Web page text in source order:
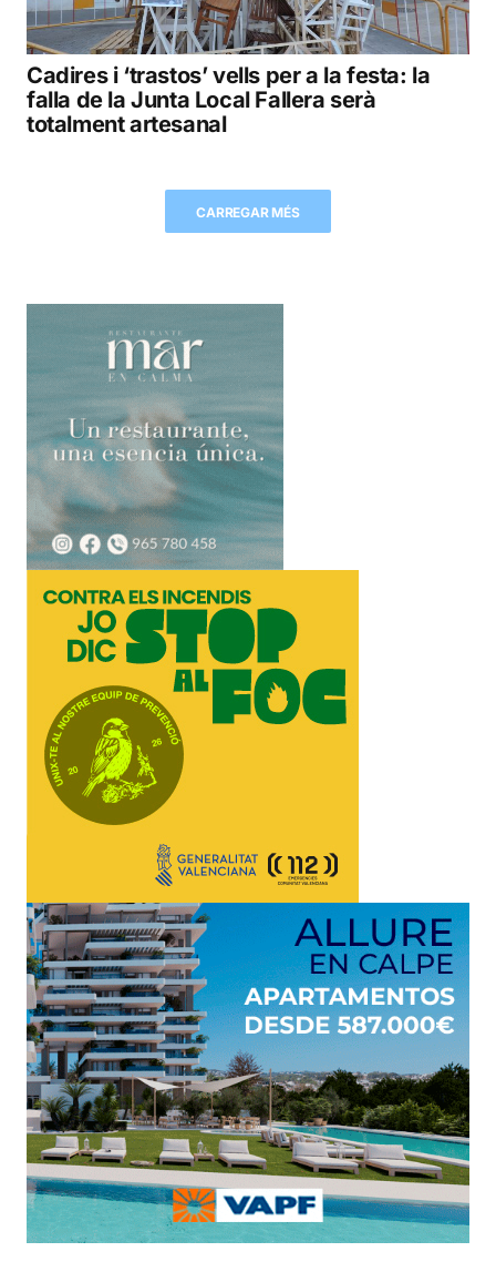
Cadires i ‘trastos’ vells per a la festa: la
falla de la Junta Local Fallera serà
totalment artesanal
CARREGAR MÉS